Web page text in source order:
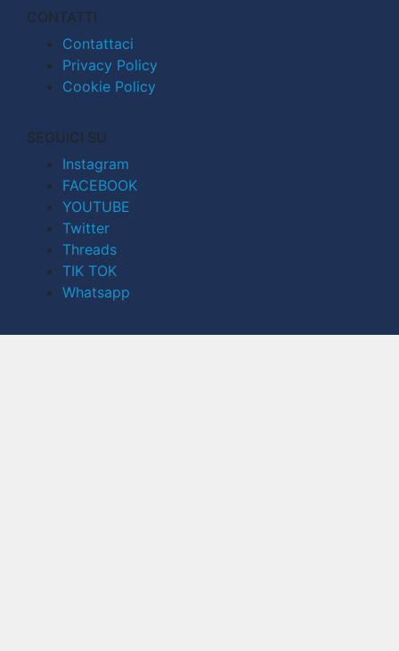
CONTATTI
Contattaci
Privacy Policy
Cookie Policy
SEGUICI SU
Instagram
FACEBOOK
YOUTUBE
Twitter
Threads
TIK TOK
Whatsapp